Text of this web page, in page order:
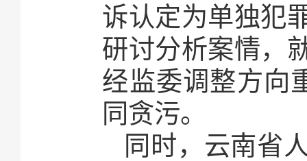
诉认定为单独犯
研讨分析案情，
经监委调整方向
同贪污。
同时，云南省